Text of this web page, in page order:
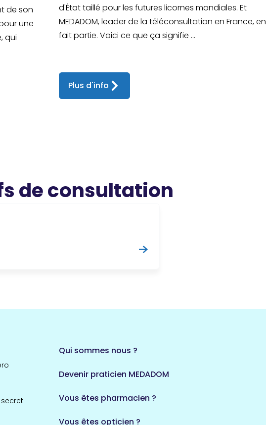
de son
une
qui
d'État taillé pour les futures licornes mondiales. Et
MEDADOM, leader de la téléconsultation en France, en
fait partie. Voici ce que ça signifie ...
Plus d'info
de consultation
Qui sommes nous ?
Devenir praticien MEDADOM
Vous êtes pharmacien ?
Vous êtes opticien ?